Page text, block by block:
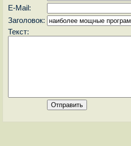
E-Mail:
Заголовок:
Текст: